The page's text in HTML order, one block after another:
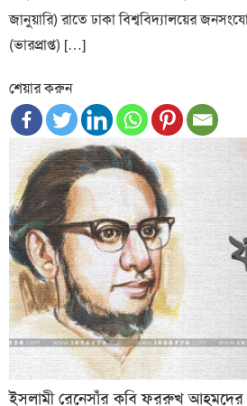
জানুয়ারি) রাতে ঢাকা বিশ্ববিদ্যালয়ের
(ভারপ্রাপ্ত) […]
শেয়ার করুন
ইসলামী রেনেসাঁর কবি ফররুখ